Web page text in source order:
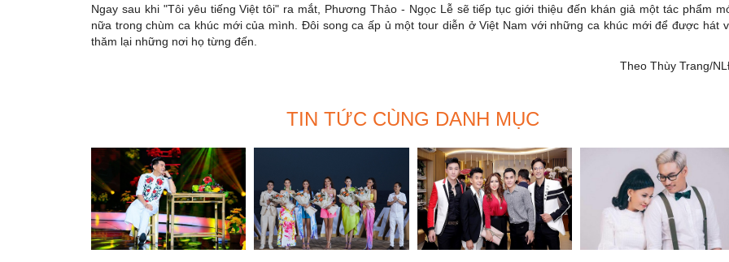
Ngay sau khi "Tôi yêu tiếng Việt tôi" ra mắt, Phương Thảo - Ngọc Lễ sẽ tiếp tục giới thiệu đến khán giả một tác phẩm
nữa trong chùm ca khúc mới của mình. Đôi song ca ấp ủ một tour diễn ở Việt Nam với những ca khúc mới để được hát
thăm lại những nơi họ từng đến.
Theo Thùy Trang/
TIN TỨC CÙNG DANH MỤC